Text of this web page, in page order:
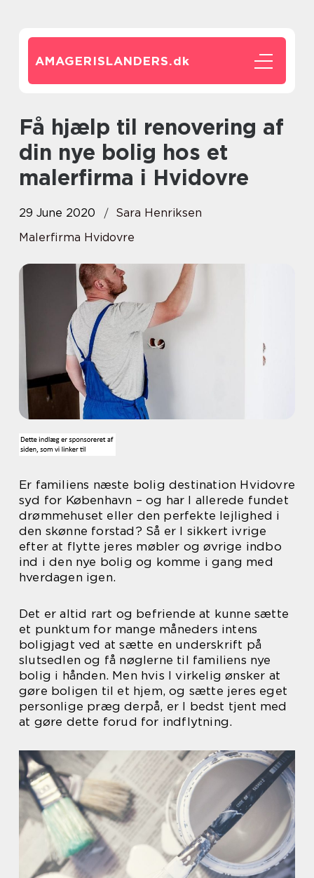
AMAGERISLANDERS.dk
Få hjælp til renovering af
din nye bolig hos et
malerfirma i Hvidovre
29 June 2020
Sara Henriksen
Malerfirma Hvidovre
Er familiens næste bolig destination Hvidovre
syd for København – og har I allerede fundet
drømmehuset eller den perfekte lejlighed i
den skønne forstad? Så er I sikkert ivrige
efter at flytte jeres møbler og øvrige indbo
ind i den nye bolig og komme i gang med
hverdagen igen.
Det er altid rart og befriende at kunne sætte
et punktum for mange måneders intens
boligjagt ved at sætte en underskrift på
slutsedlen og få nøglerne til familiens nye
bolig i hånden. Men hvis I virkelig ønsker at
gøre boligen til et hjem, og sætte jeres eget
personlige præg derpå, er I bedst tjent med
at gøre dette forud for indflytning.